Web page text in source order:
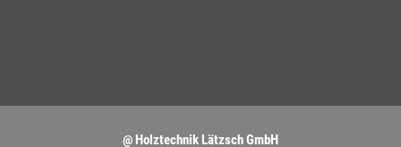
@ Holztechnik Lätzsch GmbH